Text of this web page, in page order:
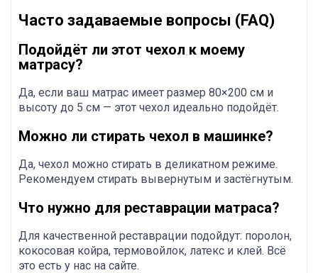
Часто задаваемые вопросы (FAQ)
Подойдёт ли этот чехол к моему
матрасу?
Да, если ваш матрас имеет размер 80×200 см и
высоту до 5 см — этот чехол идеально подойдёт.
Можно ли стирать чехол в машинке?
Да, чехол можно стирать в деликатном режиме.
Рекомендуем стирать вывернутым и застёгнутым.
Что нужно для реставрации матраса?
Для качественной реставрации подойдут: поролон,
кокосовая койра, термовойлок, латекс и клей. Всё
это есть у нас на сайте.